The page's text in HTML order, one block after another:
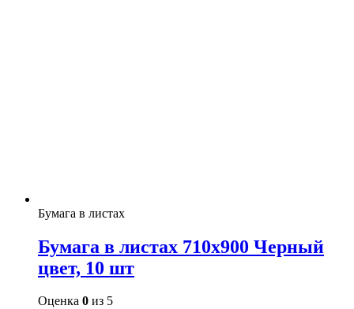
Бумага в листах
Бумага в листах 710х900 Черный
цвет, 10 шт
Оценка 0 из 5